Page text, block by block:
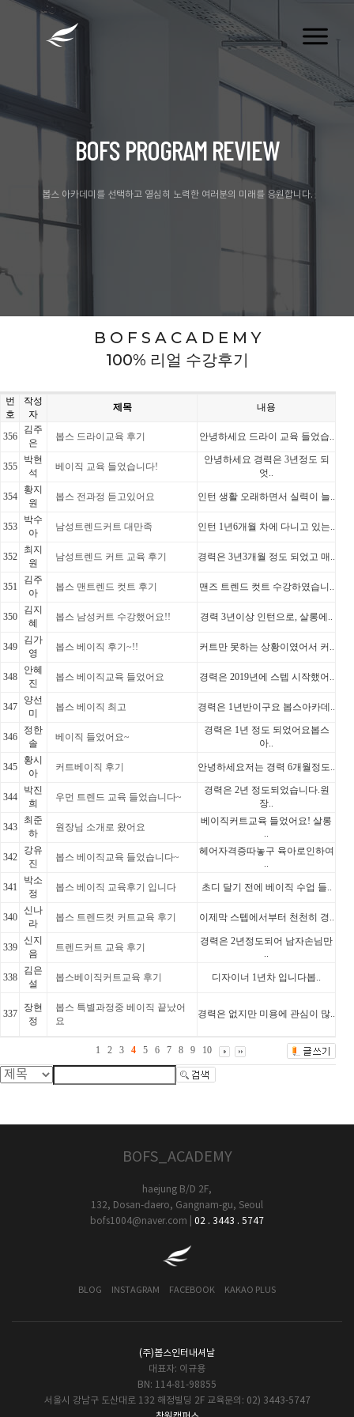
BOFS PROGRAM REVIEW
봅스 아카데미를 선택하고 열심히 노력한 여러분의 미래를 응원합니다.
B O F S A C A D E M Y
100% 리얼 수강후기
번
호
작성
자
제목 내용
356
김주
은
봅스 드라이교육 후기 안녕하세요 드라이 교육 들었습..
355
박현
석
베이직 교육 들었습니다!
안녕하세요 경력은 3년정도 되
엇..
354
황지
원
봅스 전과정 듣고있어요 인턴 생활 오래하면서 실력이 늘..
353
박수
아
남성트렌드커트 대만족 인턴 1년6개월 차에 다니고 있는..
352
최지
원
남성트렌드 커트 교육 후기 경력은 3년3개월 정도 되었고 매..
351
김주
아
봅스 맨트렌드 컷트 후기 맨즈 트렌드 컷트 수강하였습니..
350
김지
혜
봅스 남성커트 수강했어요!! 경력 3년이상 인턴으로, 살롱에..
349
김가
영
봅스 베이직 후기~!! 커트만 못하는 상황이였어서 커..
348
안혜
진
봅스 베이직교육 들었어요 경력은 2019년에 스텝 시작했어..
347
양선
미
봅스 베이직 최고 경력은 1년반이구요 봅스아카데..
346
정한
솔
베이직 들었어요~
경력은 1년 정도 되었어요봅스
아..
345
황시
아
커트베이직 후기 안녕하세요저는 경력 6개월정도..
344
박진
희
우먼 트렌드 교육 들었습니다~
경력은 2년 정도되었습니다.원
장..
343
최준
하
원장님 소개로 왔어요
베이직커트교육 들었어요! 살롱
..
342
강유
진
봅스 베이직교육 들었습니다~
헤어자격증따놓구 육아로인하여
..
341
박소
정
봅스 베이직 교육후기 입니다 초디 달기 전에 베이직 수업 들..
340
신나
라
봅스 트렌드컷 커트교육 후기 이제막 스텝에서부터 천천히 경..
339
신지
음
트렌드커트 교육 후기
경력은 2년정도되어 남자손님만
..
338
김은
설
봅스베이직커트교육 후기 디자이너 1년차 입니다​봅..
337
장현
정
봅스 특별과정중 베이직 끝났어
요
경력은 없지만 미용에 관심이 많..
1 2 3 4 5 6 7 8 9 10
BOFS_ACADEMY
haejung B/D 2F,
132, Dosan-daero, Gangnam-gu, Seoul
bofs1004@naver.com
02 . 3443 . 5747
BLOG INSTAGRAM FACEBOOK KAKAO PLUS
(주)봅스인터내셔날
대표자: 이규용
BN: 114-81-98855
서울시 강남구 도산대로 132 해정빌딩 2F 교육문의: 02) 3443-5747